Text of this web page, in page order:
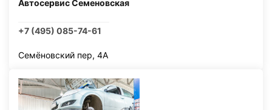
Автосервис Семеновская
+7 (495) 085-74-61
Семёновский пер, 4А